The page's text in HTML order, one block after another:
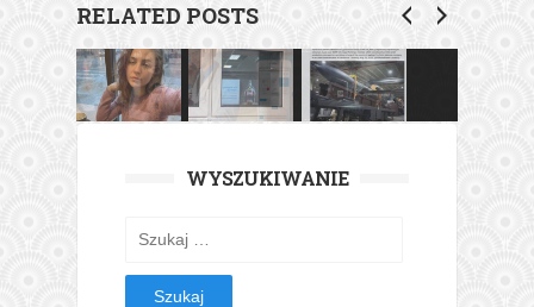
RELATED POSTS
WYSZUKIWANIE
Szukaj: